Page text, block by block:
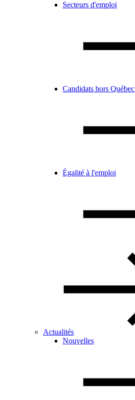
Secteurs d'emploi
Candidats hors Québec
Égalité à l'emploi
Actualités
Nouvelles